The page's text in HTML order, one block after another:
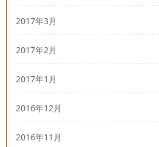
2017年3月
2017年2月
2017年1月
2016年12月
2016年11月